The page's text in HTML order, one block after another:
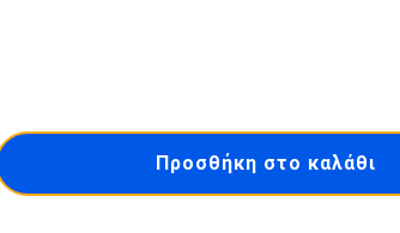
Προσθήκη στο καλάθι